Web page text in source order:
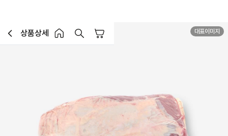
이전페이지로 이동
상품상세
홈 버튼홈 장바구니
MD추천 대표이미지